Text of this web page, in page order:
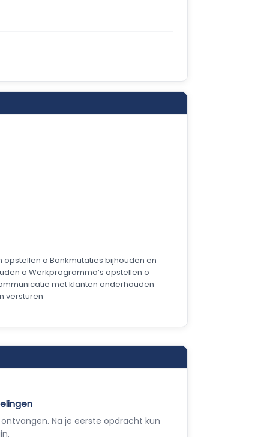
o Bankmutaties bijhouden en
o Werkprogramma’s opstellen o
met klanten onderhouden
versturen
Na je eerste opdracht kun